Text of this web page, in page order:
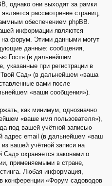
однако они выходят за рамки
рассмотрение страниц,
обеспечением phpBB.
информации являются
на форум. Этими данными могут
данные: сообщения,
Гостя (в дальнейшем
указанные при регистрации в
Сад» (в дальнейшем «ваша
вами после
«ваши сообщения»).
как минимум, однозначно
«ваше имя пользователя»),
под вашей учётной записью
адрес email (в дальнейшем «ваш
вашей учётной записи на
охраняется законами о
применяемыми в стране,
Любая информация,
конференции «Форум садоводов